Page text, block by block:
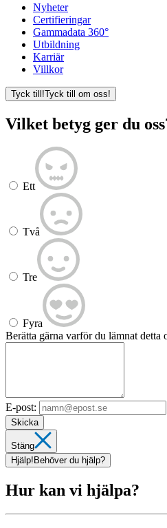
Nyheter
Certifieringar
Gammadata 360°
Utbildning
Karriär
Villkor
Tyck till!Tyck till om oss!
Vilket betyg ger du
Ett
Två
Tre
Fyra
Berätta gärna varför du lämnat detta
E-post:
Skicka
Stäng
Hjälp! Behöver du hjälp?
Hur kan vi hjälpa?